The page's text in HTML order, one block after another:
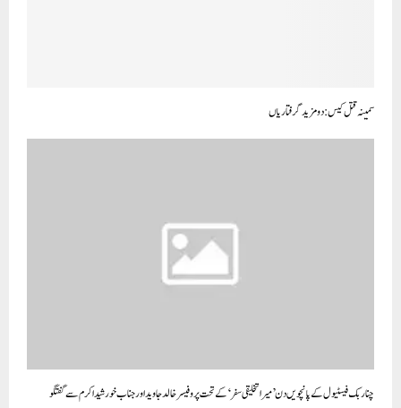
سمینہ قتل کیس :دو مزید گرفتاریاں
چنار بک فیسٹیول کے پانچویں دن ’میرا تخلیقی سفر‘ کے تحت پروفیسر خالد جاوید اور جناب خورشید اکرم سے گفتگو